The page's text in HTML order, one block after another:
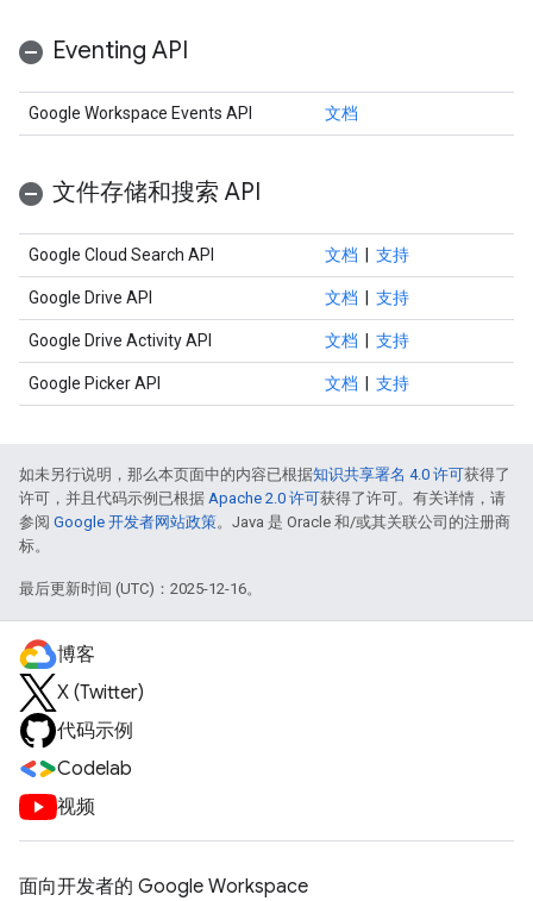
Eventing API
Google Workspace Events API 文档
文件存储和搜索 API
Google Cloud Search API 文档 支持
Google Drive API 文档 支持
Google Drive Activity API 文档 支持
Google Picker API 文档 支持
如未另行说明，那么本页面中的内容已根据知识共享署名 4.0 许可获得了
许可，并且代码示例已根据 Apache 2.0 许可获得了许可。有关详情，请
参阅 Google 开发者网站政策。Java 是 Oracle 和/或其关联公司的注册商
标。
最后更新时间 (UTC)：2025-12-16。
博客
X (Twitter)
代码示例
Codelab
视频
面向开发者的 Google Workspace